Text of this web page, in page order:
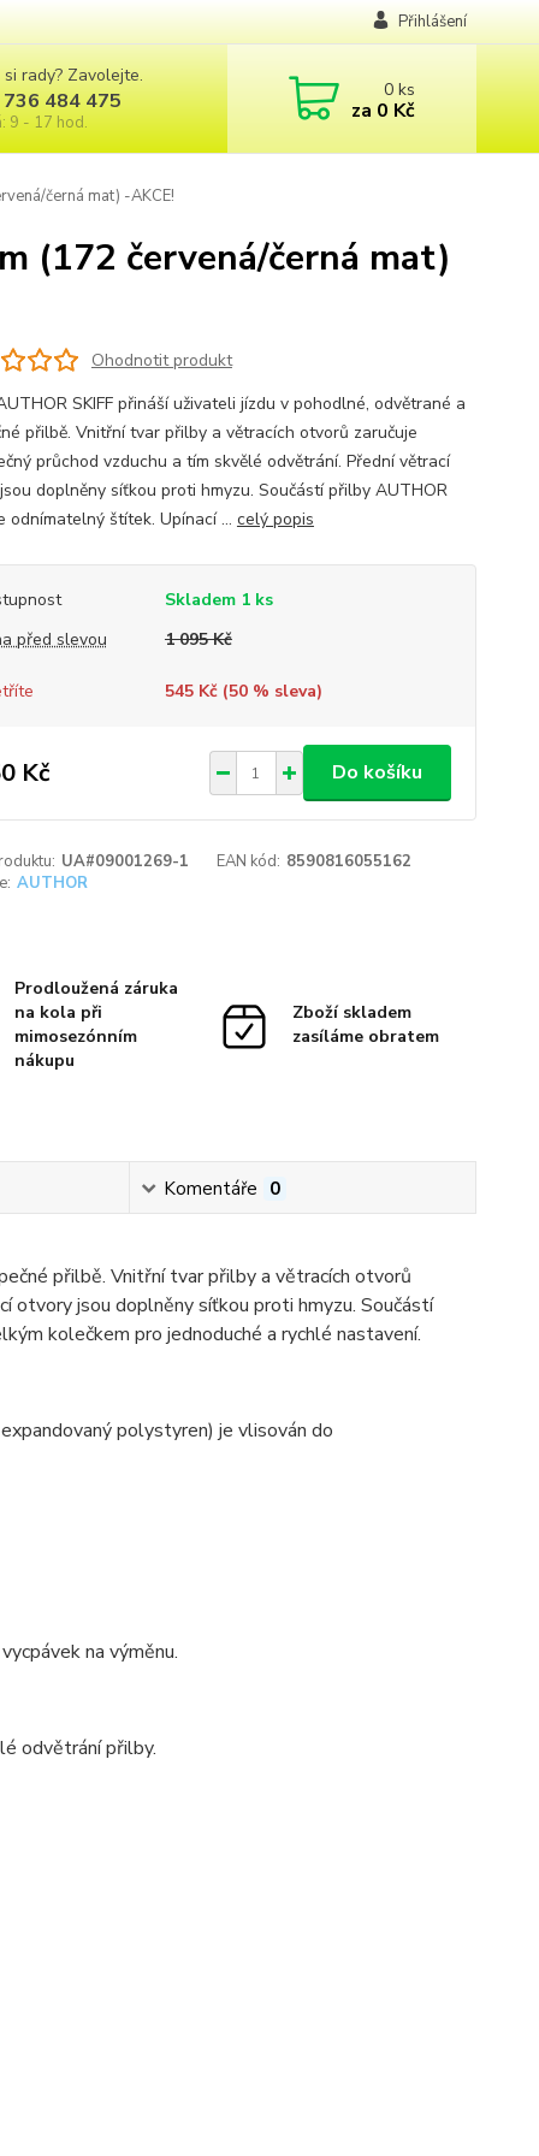
Přihlášení
rady? Zavolejte.
484 475
9 - 17 hod.
0ks
za 0 Kč
černá mat) -AKCE!
(172 červená/černá mat)
Ohodnotit produkt
SKIFF přináší uživateli jízdu v pohodlné, odvětrané a
přilbě. Vnitřní tvar přilby a větracích otvorů zaručuje
průchod vzduchu a tím skvělé odvětrání. Přední větrací
doplněny síťkou proti hmyzu. Součástí přilby AUTHOR
odnímatelný štítek. Upínací ... celý popis
Skladem 1 ks
před slevou
1 095 Kč
545 Kč (50% sleva)
Kč Do košíku
UA#09001269-1 EAN kód: 8590816055162
AUTHOR
Prodloužená záruka
na kola při
mimosezónním
nákupu
Zboží skladem
zasíláme obratem
Komentáře 0
přilbě. Vnitřní tvar přilby a větracích otvorů
otvory jsou doplněny síťkou proti hmyzu. Součástí
kolečkem pro jednoduché a rychlé nastavení.
polystyren) je vlisován do
na výměnu.
odvětrání přilby.